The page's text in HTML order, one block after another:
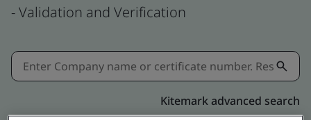
- Validation and Verification
Kitemark advanced search